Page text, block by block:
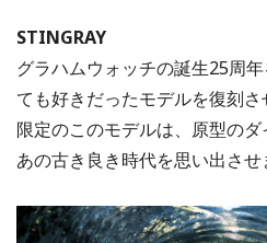
STINGRAY
グラハムウォッチの誕生25周
ても好きだったモデルを復刻
限定のこのモデルは、原型のダ
あの古き良き時代を思い出させ